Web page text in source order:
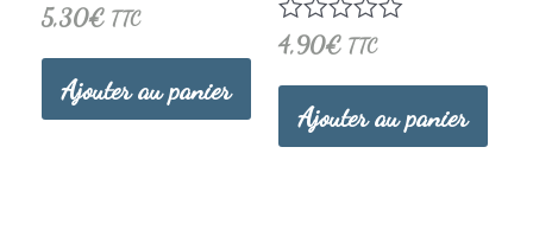
Note
sur
5,30€ TTC
Ajouter au panier
Note
sur
4,90€ TTC
Ajouter au panier